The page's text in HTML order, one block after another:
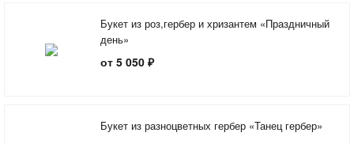
Букет из роз,гербер и хризантем «Праздничный
день»
от 5 050 ₽
Букет из разноцветных гербер «Танец гербер»